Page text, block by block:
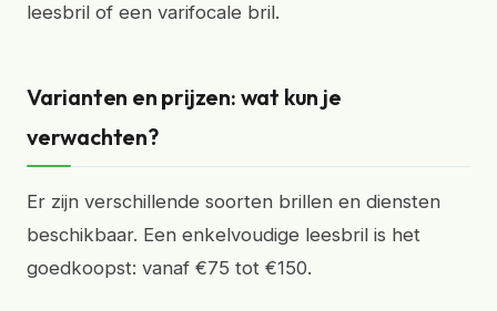
leesbril of een varifocale bril.
Varianten en prijzen: wat kun je
verwachten?
Er zijn verschillende soorten brillen en diensten
beschikbaar. Een enkelvoudige leesbril is het
goedkoopst: vanaf €75 tot €150.